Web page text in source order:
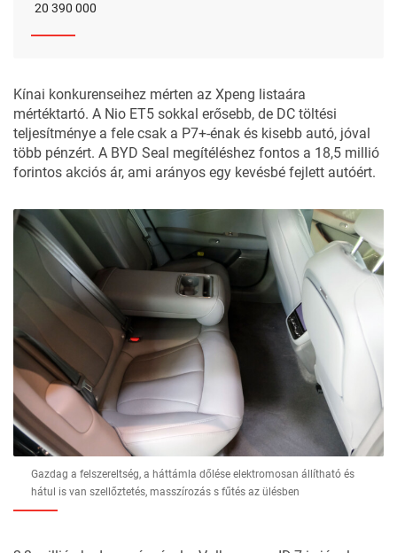
20 390 000
Kínai konkurenseihez mérten az Xpeng listaára
mértéktartó. A Nio ET5 sokkal erősebb, de DC töltési
teljesítménye a fele csak a P7+-énak és kisebb autó, jóval
több pénzért. A BYD Seal megítéléshez fontos a 18,5 millió
forintos akciós ár, ami arányos egy kevésbé fejlett autóért.
Gazdag a felszereltség, a háttámla dőlése elektromosan állítható és
hátul is van szellőztetés, masszírozás s fűtés az ülésben